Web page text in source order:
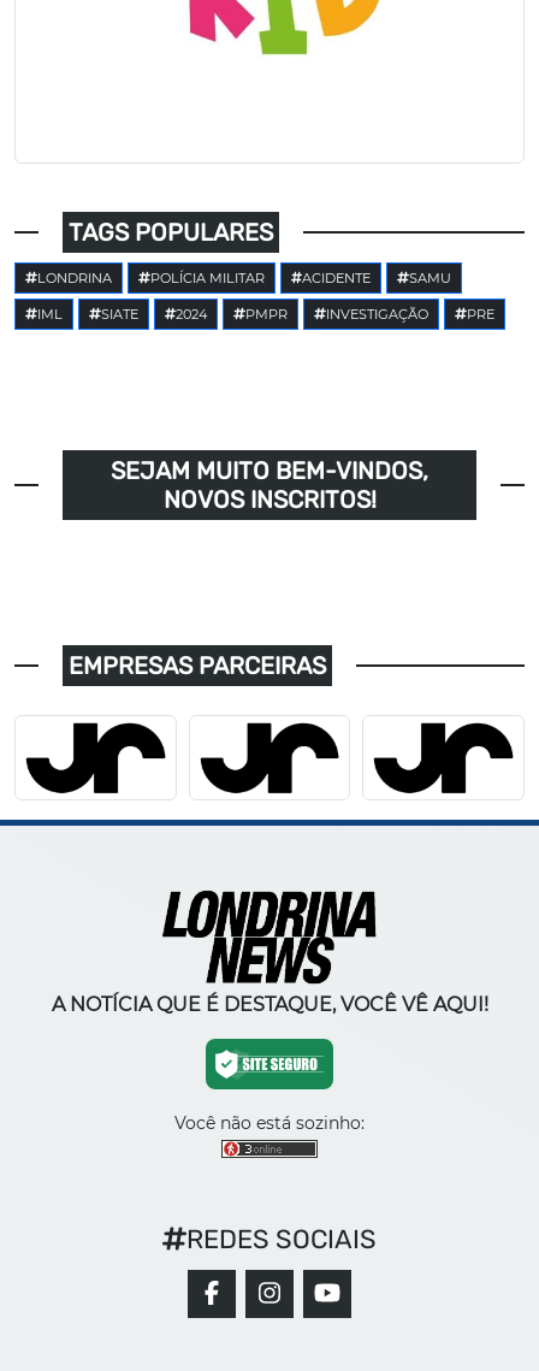
TAGS POPULARES
LONDRINA POLÍCIA MILITAR ACIDENTE SAMU
IML SIATE 2024 PMPR INVESTIGAÇÃO PRE
SEJAM MUITO BEM-VINDOS,
NOVOS INSCRITOS!
EMPRESAS PARCEIRAS
A NOTÍCIA QUE É DESTAQUE, VOCÊ VÊ AQUI!
Você não está sozinho:
REDES SOCIAIS